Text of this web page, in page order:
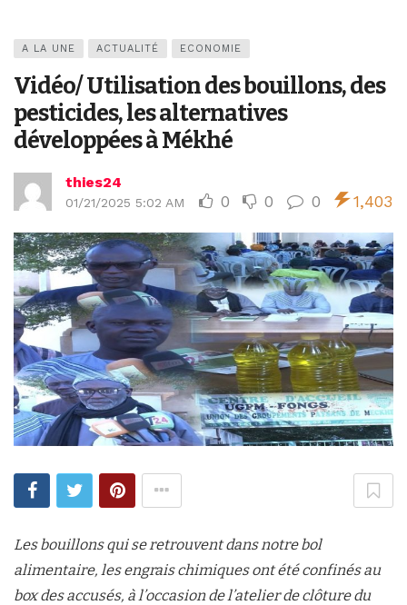
A LA UNE ACTUALITÉ ECONOMIE
Vidéo/ Utilisation des bouillons, des
pesticides, les alternatives
développées à Mékhé
thies24
01/21/2025 5:02 AM 0 0 0 1,403
Les bouillons qui se retrouvent dans notre bol
alimentaire, les engrais chimiques ont été confinés au
box des accusés, à l’occasion de l’atelier de clôture du